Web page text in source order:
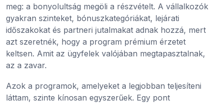
meg: a bonyolultság megöli a részvételt. A vállalkozók
gyakran szinteket, bónuszkategóriákat, lejárati
időszakokat és partneri jutalmakat adnak hozzá, mert
azt szeretnék, hogy a program prémium érzetet
keltsen. Amit az ügyfelek valójában megtapasztalnak,
az a zavar.
Azok a programok, amelyeket a legjobban teljesíteni
láttam, szinte kínosan egyszerűek. Egy pont